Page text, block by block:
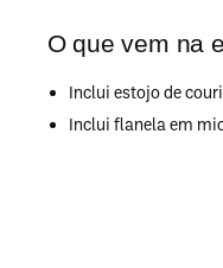
O que vem na
Inclui estojo de
Inclui flanela em